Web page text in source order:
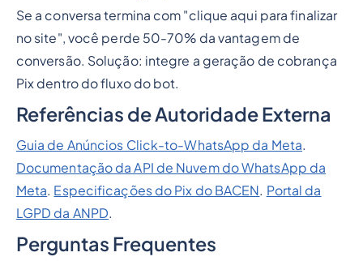
Se a conversa termina com "clique aqui para finalizar
no site", você perde 50-70% da vantagem de
conversão. Solução: integre a geração de cobrança
Pix dentro do fluxo do bot.
Referências de Autoridade Externa
Guia de Anúncios Click-to-WhatsApp da Meta.
Documentação da API de Nuvem do WhatsApp da
Meta. Especificações do Pix do BACEN. Portal da
LGPD da ANPD.
Perguntas Frequentes